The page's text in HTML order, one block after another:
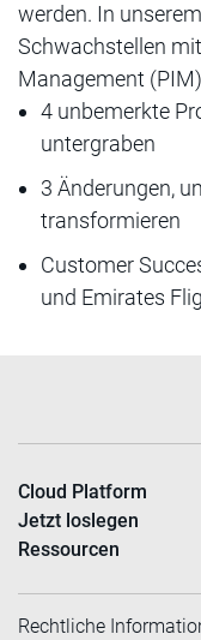
werden. In
Schwachstellen
Management
4 unbemerkte
untergraben
3 Änderungen,
transformieren
Customer
und Emirates
Cloud Platform
Jetzt loslegen
Ressourcen
Rechtliche